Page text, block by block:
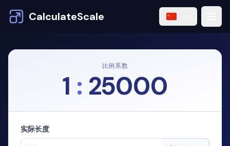
CalculateScale
比例系数
1 : 25000
实际长度